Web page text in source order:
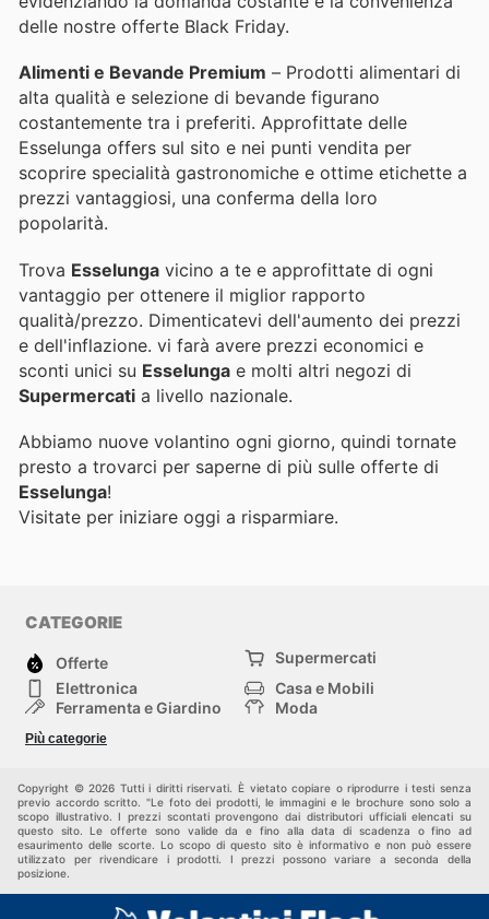
delle nostre offerte Black Friday.
Alimenti e Bevande Premium – Prodotti alimentari di
alta qualità e selezione di bevande figurano
costantemente tra i preferiti. Approfittate delle
Esselunga offers sul sito e nei punti vendita per
scoprire specialità gastronomiche e ottime etichette a
prezzi vantaggiosi, una conferma della loro
popolarità.
Trova Esselunga vicino a te e approfittate di ogni
vantaggio per ottenere il miglior rapporto
qualità/prezzo. Dimenticatevi dell'aumento dei prezzi
e dell'inflazione. vi farà avere prezzi economici e
sconti unici su Esselunga e molti altri negozi di
Supermercati a livello nazionale.
Abbiamo nuove volantino ogni giorno, quindi tornate
presto a trovarci per saperne di più sulle offerte di
Esselunga!
Visitate per iniziare oggi a risparmiare.
CATEGORIE
Offerte
Supermercati
Elettronica
Casa e Mobili
Ferramenta e Giardino
Moda
Bambini e Neonati
Più categorie
Copyright © 2026 Tutti i diritti riservati. È vietato copiare o riprodurre i testi senza
previo accordo scritto. "Le foto dei prodotti, le immagini e le brochure sono solo a
scopo illustrativo. I prezzi scontati provengono dai distributori ufficiali elencati su
questo sito. Le offerte sono valide da e fino alla data di scadenza o fino ad
esaurimento delle scorte. Lo scopo di questo sito è informativo e non può essere
utilizzato per rivendicare i prodotti. I prezzi possono variare a seconda della
posizione.